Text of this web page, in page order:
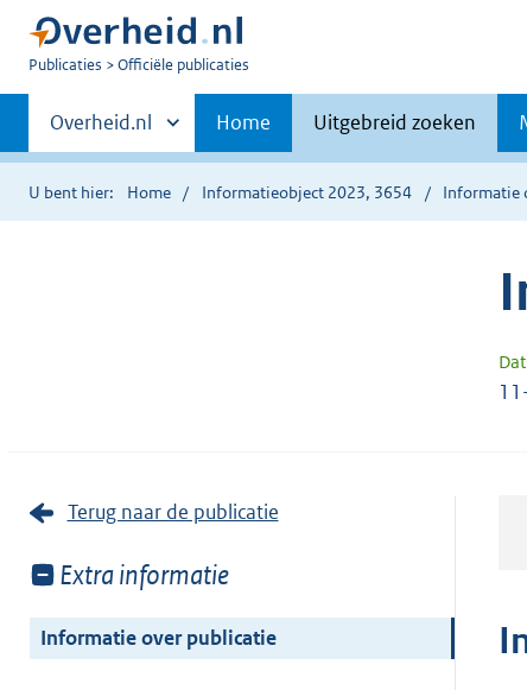
U
Publicaties Officiële publicaties
Primaire
navigatie
Andere
sites
binnen
Overheid.nl Home Uitgebreid zoeken
U bent hier: Home Informatieobject 2023, 3654 Informatie
Terug naar de publicatie
Toon
van:
Extra informatie
Informatie over publicatie